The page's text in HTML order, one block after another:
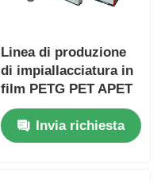
Linea di produzione
di impiallacciatura in
film PETG PET APET
Estrusore di lastre di
plastica PET 50-80
m/min
Invia richiesta